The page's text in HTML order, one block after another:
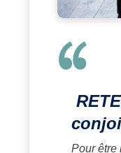
Pour être